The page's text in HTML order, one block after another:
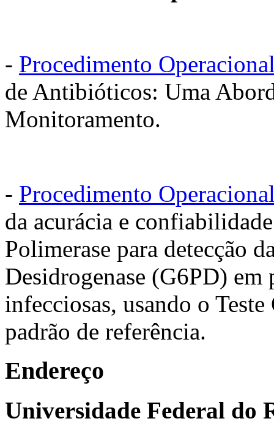
- Procedimento
de Antibióticos: Uma
Monitoramento.
- Procedimento
da acurácia e
Polimerase para detecção
Desidrogenase (G6PD) em
infecciosas, usando o
padrão de referência.
Endereço
Universidade Federal do